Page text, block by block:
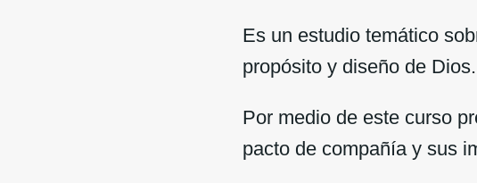
Es un estudio temático
propósito y diseño de
Por medio de este curso
pacto de compañía y sus